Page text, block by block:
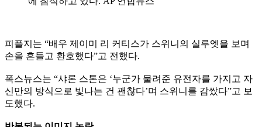
피플지는 “배우 제이미 리 커티스가 스위니의 실루엣을 보며
손을 흔들고 환호했다”고 전했다.
폭스뉴스는 “샤론 스톤은 ‘누군가 물려준 유전자를 가지고 자
신만의 방식으로 빛나는 건 괜찮다’며 스위니를 감쌌다”고 보
도했다.